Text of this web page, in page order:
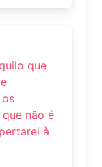
que
não é
à